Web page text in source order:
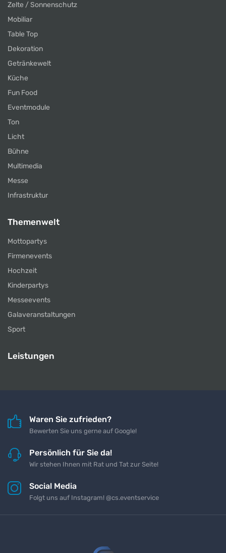
Zelte / Sonnenschutz
Mobiliar
Table Top
Dekoration
Getränkewelt
Küche
Fun Food
Eventmodule
Ton
Licht
Bühne
Multimedia
Messe
Infrastruktur
Themenwelt
Mottopartys
Firmenevents
Hochzeit
Kinderpartys
Messeevents
Galaveranstaltungen
Sport
Leistungen
Waren Sie zufrieden?
Bewerten Sie uns gerne auf Google!
Persönlich für Sie da!
Wir stehen Ihnen mit Rat und Tat zur Seite!
Social Media
Folgt uns auf Instagram! @cs.eventservice